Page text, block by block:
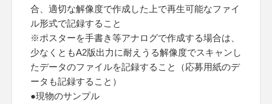
合、適切な解像度で作成した上で再生可能なファイ
ル形式で記録すること
※ポスターを手書き等アナログで作成する場合は、
少なくともA2版出力に耐えうる解像度でスキャンし
たデータのファイルを記録すること（応募用紙のデ
ータも記録すること）
●現物のサンプル